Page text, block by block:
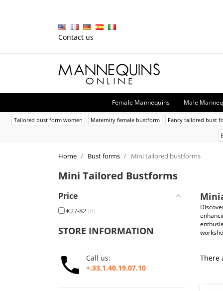
Contact us
Female Mannequins Male
Tailored bust form women Maternity female bustform Fancy tailored bust
Home Bust forms Mini tailored bustforms
Mini Tailored Bustforms
Price
€27-82 8
STORE INFORMATION
Call us:
+.33.1.40.19.07.10
There